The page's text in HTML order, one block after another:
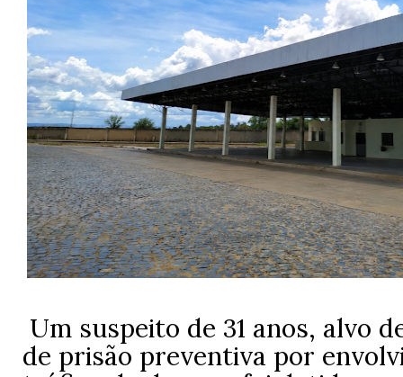
Um suspeito de 31 anos, alvo
de prisão preventiva por